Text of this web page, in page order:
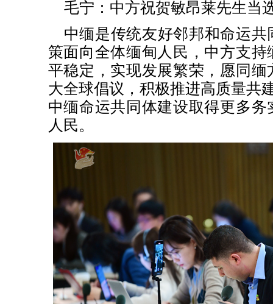
毛宁：中方祝贺敏昂莱先生当
中缅是传统友好邻邦和命运
策面向全体缅甸人民，中方支
平稳定，实现发展繁荣，愿同
大全球倡议，积极推进高质量共
中缅命运共同体建设取得更多
人民。